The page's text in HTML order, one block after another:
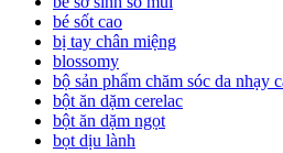
bé sốt cao
bị tay chân miệng
blossomy
bộ sản phẩm chăm sóc da nhạy
bột ăn dặm cerelac
bột ăn dặm ngọt
bọt dịu lành